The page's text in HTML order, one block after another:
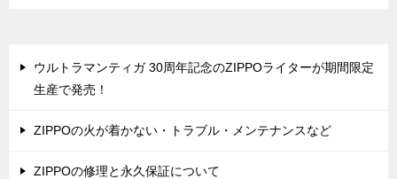
ウルトラマンティガ 30周年記念のZIPPOライターが期間限定
生産で発売！
ZIPPOの火が着かない・トラブル・メンテナンスなど
ZIPPOの修理と永久保証について